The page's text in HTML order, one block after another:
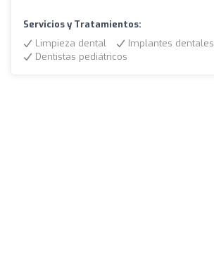
Servicios y Tratamientos:
Limpieza dental
Implantes dentales
Dentistas pediátricos